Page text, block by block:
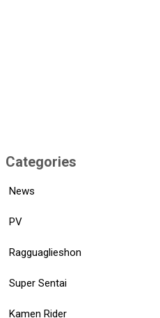
Categories
News
PV
Ragguaglieshon
Super Sentai
Kamen Rider